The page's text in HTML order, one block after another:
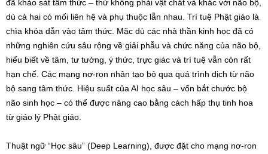
đã khảo sát tâm thức – thứ không phải vật chất và khác với não bộ,
dù cả hai có mối liên hệ và phụ thuộc lẫn nhau. Trí tuệ Phật giáo là
chìa khóa dẫn vào tâm thức. Mặc dù các nhà thần kinh học đã có
những nghiên cứu sâu rộng về giải phẫu và chức năng của não bộ,
hiểu biết về tâm, tư tưởng, ý thức, trực giác và trí tuệ vẫn còn rất
hạn chế. Các mạng nơ-ron nhân tạo bỏ qua quá trình dịch từ não
bộ sang tâm thức. Hiệu suất của AI học sâu – vốn bắt chước bộ
não sinh học – có thể được nâng cao bằng cách hấp thụ tinh hoa
từ giáo lý Phật giáo.
Thuật ngữ “Học sâu” (Deep Learning), được đặt cho mạng nơ-ron